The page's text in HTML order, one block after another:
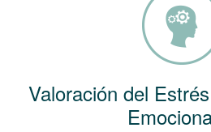
Valoración del